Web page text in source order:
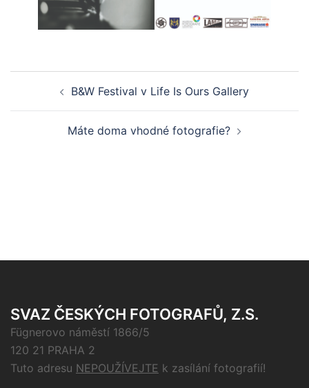
navigationB&W Festival v Life Is Ours Gallery
Máte doma vhodné fotografie?
SVAZ ČESKÝCH FOTOGRAFŮ, Z.S.
Fügnerovo náměstí 1866/5
120 21 PRAHA 2
Tuto adresu NEPOUŽÍVEJTE k zasílání fotografií!